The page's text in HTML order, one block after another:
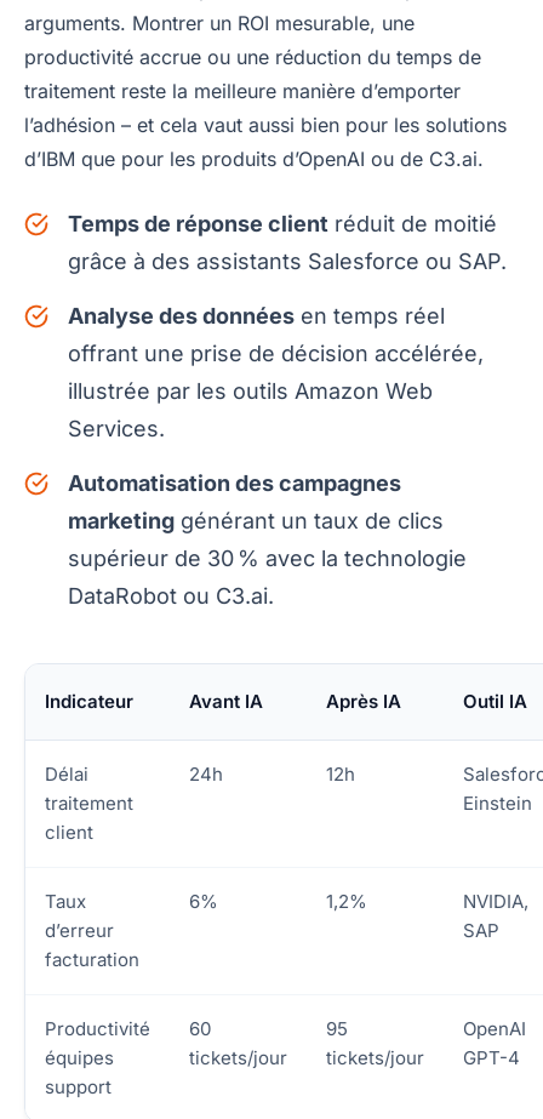
arguments. Montrer un ROI mesurable, une
productivité accrue ou une réduction du temps de
traitement reste la meilleure manière d’emporter
l’adhésion – et cela vaut aussi bien pour les solutions
d’IBM que pour les produits d’OpenAI ou de C3.ai.
Temps de réponse client réduit de moitié
grâce à des assistants Salesforce ou SAP.
Analyse des données en temps réel
offrant une prise de décision accélérée,
illustrée par les outils Amazon Web
Services.
Automatisation des campagnes
marketing générant un taux de clics
supérieur de 30 % avec la technologie
DataRobot ou C3.ai.
Indicateur Avant IA Après IA Outil IA
Délai
traitement
client
24h 12h
Einstein
Taux
d’erreur
facturation
6% 1,2%
NVIDIA,
SAP
Productivité
équipes
support
60
tickets/jour
95
tickets/jour
OpenAI
GPT-4